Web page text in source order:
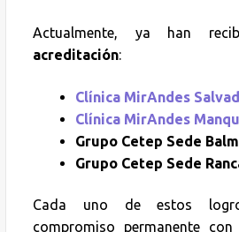
Actualmente, ya han
acreditación:
Clínica MirAndes
Clínica MirAndes
Grupo Cetep Sede
Grupo Cetep Sede
Cada uno de estos
compromiso permanente